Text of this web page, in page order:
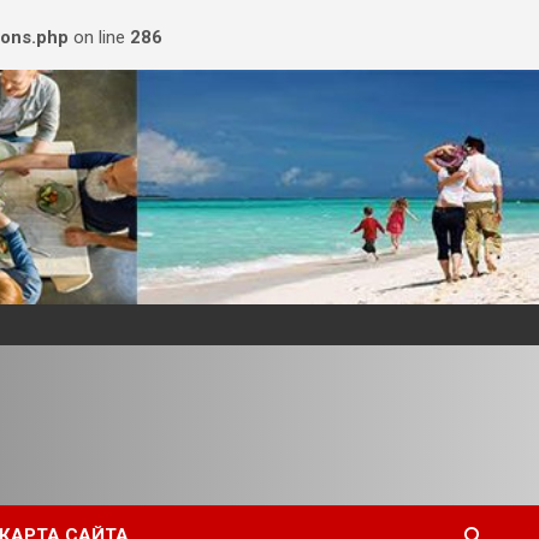
on line 286